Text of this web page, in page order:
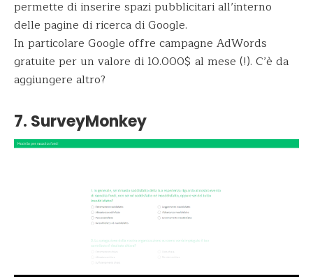
permette di inserire spazi pubblicitari all’interno
delle pagine di ricerca di Google.
In particolare Google offre campagne AdWords
gratuite per un valore di 10.000$ al mese (!). C’è da
aggiungere altro?
7. SurveyMonkey